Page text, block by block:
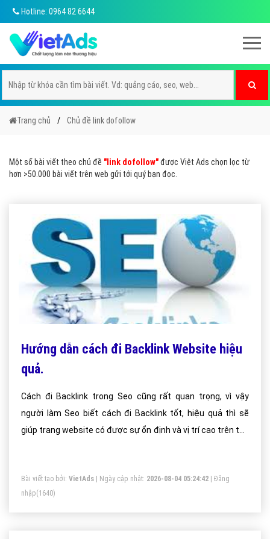
Hotline: 0964 82 6644
Trang chủ Chủ đề link dofollow
Một số bài viết theo chủ đề "link dofollow"được Việt Ads chọn lọc từ
hơn >50.000 bài viết trên web gửi tới quý bạn đọc.
Hướng dẫn cách đi Backlink Website hiệu
quả.
Cách đi Backlink trong Seo cũng rất quan trọng, vì vậy
người làm Seo biết cách đi Backlink tốt, hiệu quả thì sẽ
giúp trang website có được sự ổn định và vị trí cao trên top
Bài viết tạo bởi: VietAds | Ngày cập nhật: 2026-08-04 05:24:42
Đăng
nhập(1640)